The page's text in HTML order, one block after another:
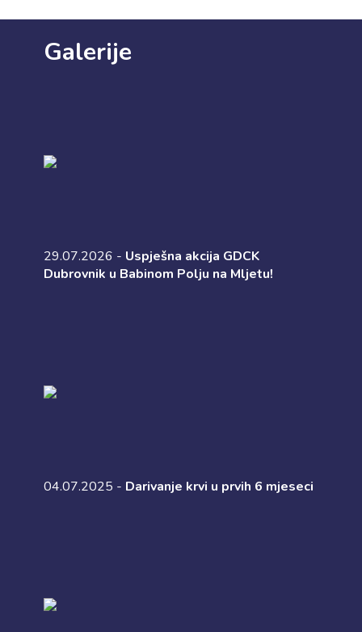
Galerije
29.07.2026 - Uspješna akcija GDCK
Dubrovnik u Babinom Polju na Mljetu!
04.07.2025 - Darivanje krvi u prvih 6 mjeseci